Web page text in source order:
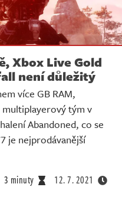
Xbox Live Gold
není důležitý
více GB RAM,
tým v
Abandoned, co se
je nejprodávanější
3 minuty 12. 7. 2021